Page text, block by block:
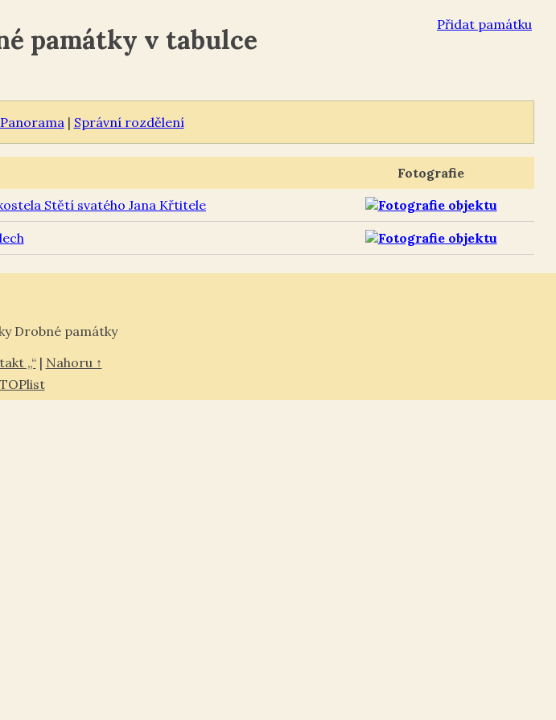
Přidat památku
památky v tabulce
Panorama | Správní rozdělení
Fotografie
Stětí svatého Jana Křtitele
Drobné památky
„“| Nahoru ↑